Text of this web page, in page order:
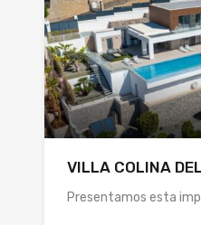
VILLA COLINA
Presentamos esta